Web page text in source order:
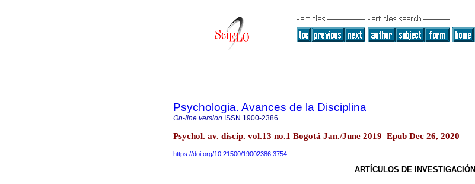
Psychologia. Avances de la Disciplina
On-line version ISSN 1900-2386
Psychol. av. discip. vol.13 no.1 Bogotá Jan./June 2019 Epub Dec 26, 2020
https://doi.org/10.21500/19002386.3754
ARTÍCULOS DE INVESTIGACIÓN